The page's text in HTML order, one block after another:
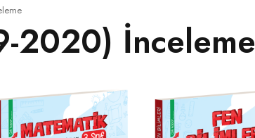
2020) İnceleme